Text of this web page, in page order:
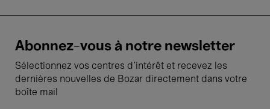
Abonnez-vous à notre newsletter
Sélectionnez vos centres d'intérêt et recevez les
dernières nouvelles de Bozar directement dans votre
boîte mail